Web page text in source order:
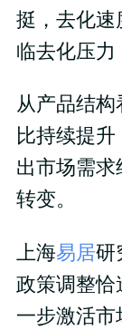
挺，去化速
临去化压力
从产品结
比持续提
出市场需求
转变。
上海易居研
政策调整恰
一步激活市